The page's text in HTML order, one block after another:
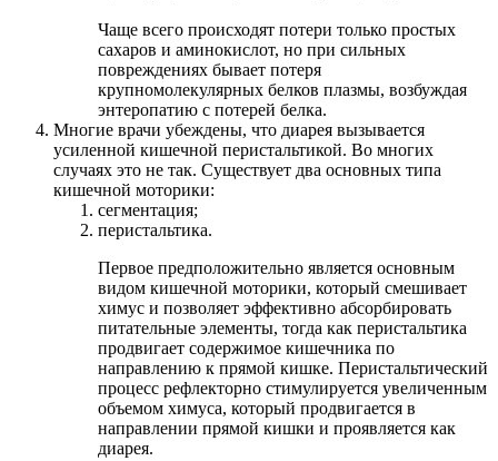
Чаще всего происходят потери только простых
cахаров и аминокислот, но при сильных
повреждениях бывает потеря
крупномолекулярных белков плазмы, возбуждая
энтеропатию с потерей белка.
Многие врачи убеждены, что диарея вызывается
усиленной кишечной перистальтикой. Во многих
случаях это не так. Существует два основных типа
кишечной моторики:
сегментация;
перистальтика.
Первое предположительно является основным
видом кишечной моторики, который смешивает
химус и позволяет эффективно абсорбировать
питательные элементы, тогда как перистальтика
продвигает содержимое кишечника по
направлению к прямой кишке. Перистальтический
процесс рефлекторно стимулируется увеличенным
объемом химуса, который продвигается в
направлении прямой кишки и проявляется как
диарея.